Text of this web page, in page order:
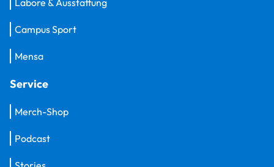
Campus Sport
Mensa
Service
Merch-Shop
Podcast